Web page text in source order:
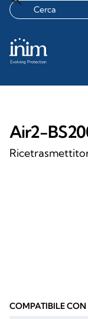
Air2-
COMPATIBILE CON